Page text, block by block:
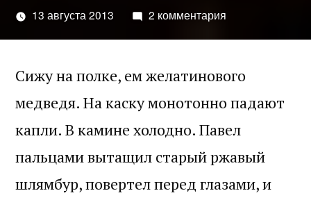
13 августа 2013 2 комментария
Сижу на полке, ем желатинового
медведя. На каску монотонно падают
капли. В камине холодно. Павел
пальцами вытащил старый ржавый
шлямбур, повертел перед глазами, и